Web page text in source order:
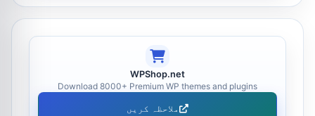
WPShop.net
Download 8000+ Premium WP themes and plugins
ملاحظہ کریں